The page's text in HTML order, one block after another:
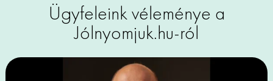
Ügyfeleink véleménye a
Jólnyomjuk.hu-ról